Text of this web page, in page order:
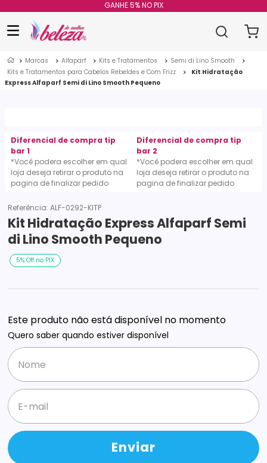
GANHE 5% NO PIX
Marcas Alfaparf Kits e Tratamentos
Semi di Lino Smooth
Kits e Tratamentos para Cabelos Rebeldes e Com Frizz
Kit Hidratação
Express Alfaparf Semi di Lino Smooth Pequeno
Diferencial de compra tip
bar 1
*Você podera escolher em qual
loja deseja retirar o produto na
pagina de finalizar pedido
Diferencial de compra tip
bar 2
*Você podera escolher em qual
loja deseja retirar o produto na
pagina de finalizar pedido
Referência: ALF-0292-KITP
Kit Hidratação Express Alfaparf Semi
di Lino Smooth Pequeno
5% Off no PIX
Este produto não está disponível no momento
Quero saber quando estiver disponível
Enviar